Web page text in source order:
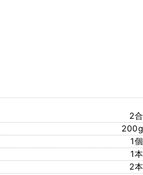
2合
200g
1個
1本
2本